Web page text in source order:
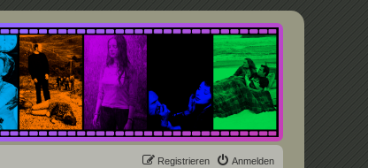
Anmelden
Registrieren